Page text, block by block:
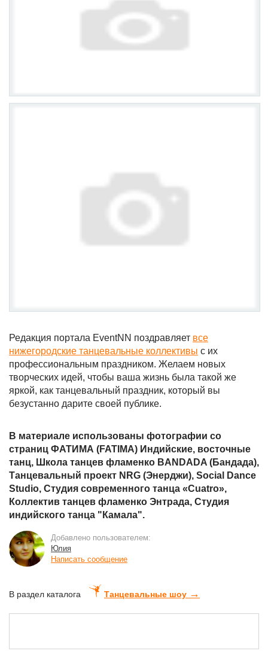
Редакция портала EventNN поздравляет все
нижегородские танцевальные коллективы с их
профессиональным праздником. Желаем новых
творческих идей, чтобы ваша жизнь была такой же
яркой, как танцевальный праздник, который вы
безустанно дарите своей публике.
В материале использованы фотографии со
страниц ФАТИМА (FATIMA) Индийские, восточные
танц, Школа танцев фламенко BANDADA (Бандада),
Танцевальный проект NRG (Энерджи), Social Dance
Studio, Студия современного танца «Cuatro»,
Коллектив танцев фламенко Энтрада, Студия
индийского танца "Камала".
Добавлено пользователем:
Юлия
Написать сообщение
В раздел каталога Танцевальные шоу →